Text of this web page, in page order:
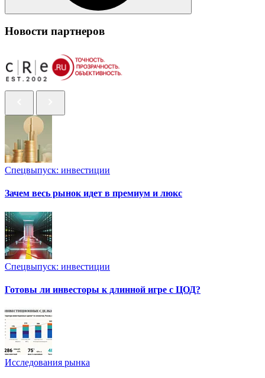
Новости партнеров
Спецвыпуск: инвестиции
Зачем весь рынок идет в премиум и люкс
Спецвыпуск: инвестиции
Готовы ли инвесторы к длинной игре с ЦОД?
Исследования рынка